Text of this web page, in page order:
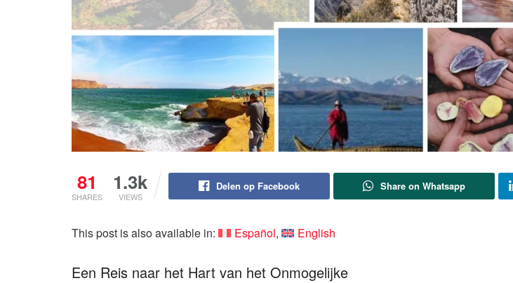
81
SHARES
1.3k
VIEWS
Delen op Facebook Share on Whatsapp
This post is also available in: Español English
Een Reis naar het Hart van het Onmogelijke